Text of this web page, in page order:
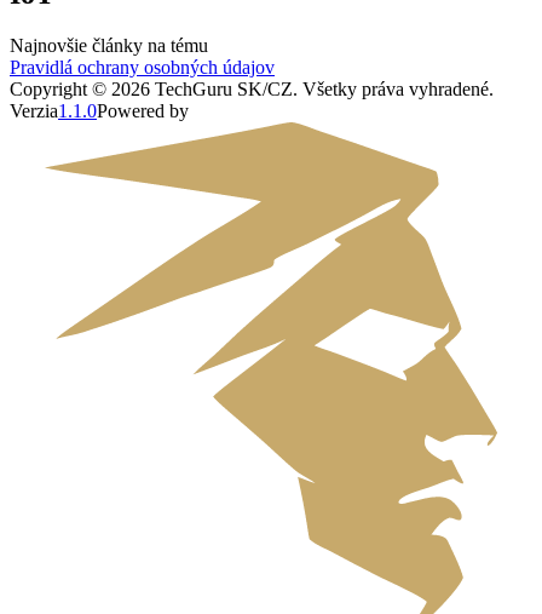
Najnovšie články na tému
Pravidlá ochrany osobných údajov
Copyright © 2026 TechGuru SK/CZ. Všetky práva vyhradené.
Verzia1.1.0Powered by